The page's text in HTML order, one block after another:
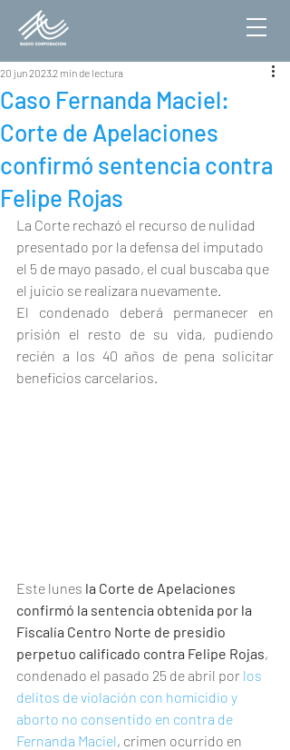
Caso Fernanda Maciel:
Corte de Apelaciones
confirmó sentencia contra
Felipe Rojas
20 jun 20232 min de lectura
La Corte rechazó el recurso de nulidad
presentado por la defensa del imputado
el 5 de mayo pasado, el cual buscaba que
el juicio se realizara nuevamente.
El condenado deberá permanecer en
prisión el resto de su vida, pudiendo
recién a los 40 años de pena solicitar
beneficios carcelarios.
Este lunes la Corte de Apelaciones
confirmó la sentencia obtenida por la
Fiscalía Centro Norte de presidio
perpetuo calificado contra Felipe Rojas,
condenado el pasado 25 de abril por los
delitos de violación con homicidio y
aborto no consentido en contra de
Fernanda Maciel, crimen ocurrido en